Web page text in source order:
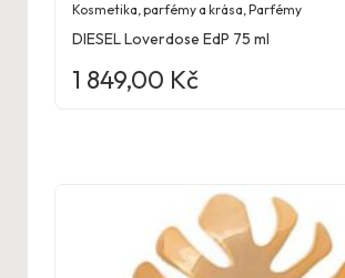
Kosmetika, parfémy a krása,Parfémy
DIESEL Loverdose EdP 75 ml
1 849,00 Kč